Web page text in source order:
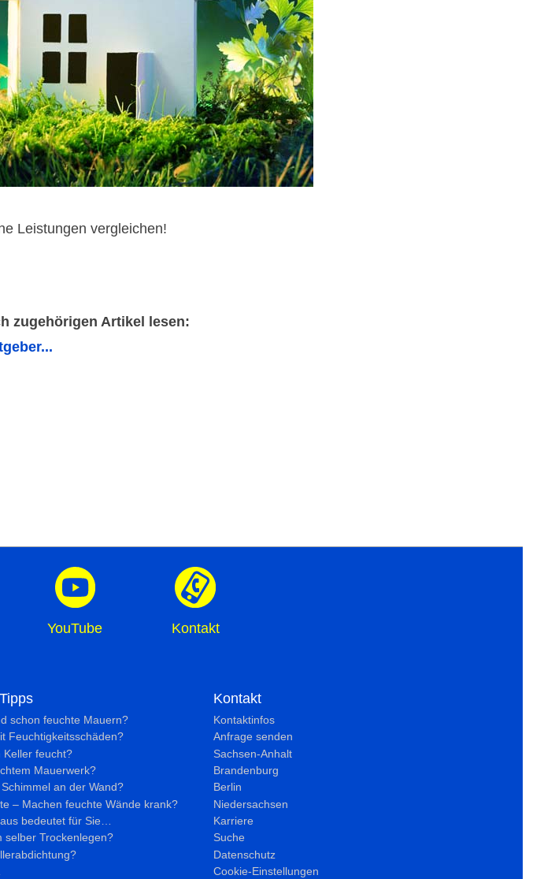
Leistungen vergleichen!
zugehörigen Artikel lesen:
YouTube Kontakt
schon feuchte Mauern?
Feuchtig­keits­schäden?
Keller feucht?
Mauerwerk?
an der Wand?
– Machen feuchte Wände krank?
bedeutet für Sie…
selber Trockenlegen?
Kontakt
Kontaktinfos
Anfrage senden
Sachsen-Anhalt
Brandenburg
Berlin
Niedersachsen
Karriere
Suche
Datenschutz
Cookie-Einstellungen